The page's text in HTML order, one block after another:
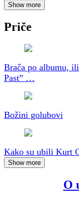
Show more
Priče
Brača po albumu,
Past” …
Božini golubovi
Kako su ubili Kurt
Show more
O